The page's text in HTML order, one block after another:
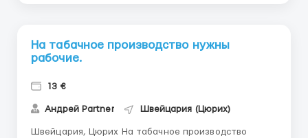
На табачное производство нужны
рабочие.
13 €
Андрей Partner Швейцария (Цюрих)
Швейцария, Цюрих На табачное производство